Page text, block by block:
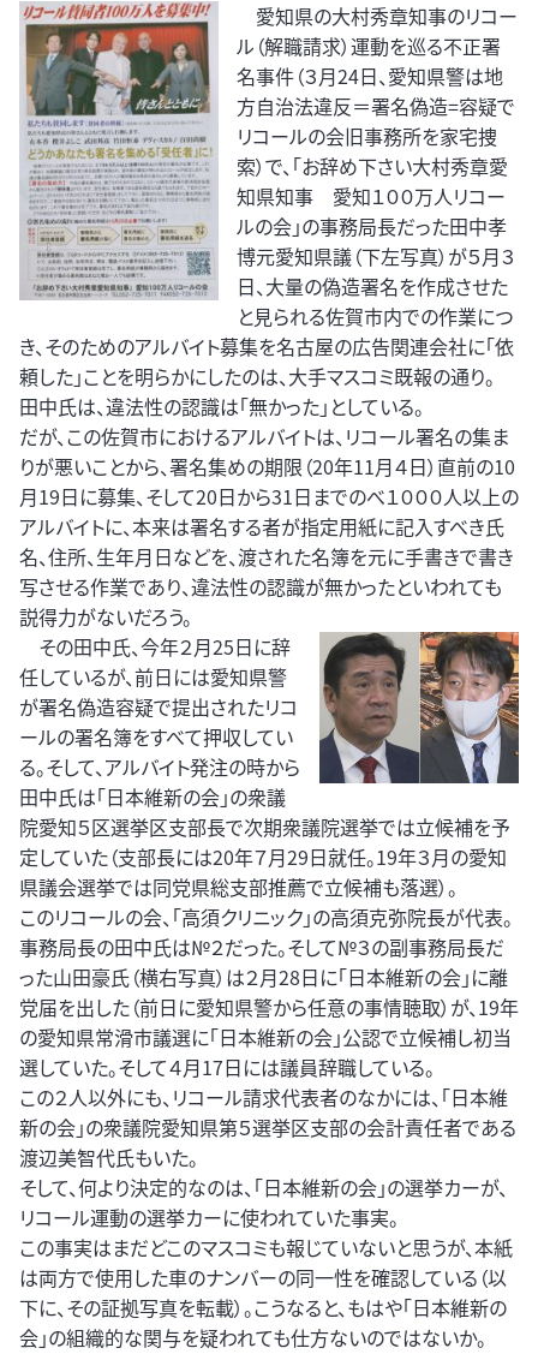
愛知県の大村秀章知事のリコー
ル（解職請求）運動を巡る不正署
名事件（３月24日、愛知県警は地
方自治法違反＝署名偽造=容疑で
リコールの会旧事務所を家宅捜
索）で、「お辞め下さい大村秀章愛
知県知事 愛知１００万人リコー
ルの会」の事務局長だった田中孝
博元愛知県議（下左写真）が５月３
日、大量の偽造署名を作成させた
と見られる佐賀市内での作業につ
き、そのためのアルバイト募集を名古屋の広告関連会社に「依
頼した」ことを明らかにしたのは、大手マスコミ既報の通り。
田中氏は、違法性の認識は「無かった」としている。
だが、この佐賀市におけるアルバイトは、リコール署名の集ま
りが悪いことから、署名集めの期限（20年11月４日）直前の10
月19日に募集、そして20日から31日までのべ１０００人以上の
アルバイトに、本来は署名する者が指定用紙に記入すべき氏
名、住所、生年月日などを、渡された名簿を元に手書きで書き
写させる作業であり、違法性の認識が無かったといわれても
説得力がないだろう。
その田中氏、今年２月25日に辞
任しているが、前日には愛知県警
が署名偽造容疑で提出されたリコ
ールの署名簿をすべて押収してい
る。そして、アルバイト発注の時から
田中氏は「日本維新の会」の衆議
院愛知５区選挙区支部長で次期衆議院選挙では立候補を予
定していた（支部長には20年７月29日就任。19年３月の愛知
県議会選挙では同党県総支部推薦で立候補も落選）。
このリコールの会、「高須クリニック」の高須克弥院長が代表。
事務局長の田中氏は№２だった。そして№３の副事務局長だ
った山田豪氏（横右写真）は２月28日に「日本維新の会」に離
党届を出した（前日に愛知県警から任意の事情聴取）が、19年
の愛知県常滑市議選に「日本維新の会」公認で立候補し初当
選していた。そして４月17日には議員辞職している。
この２人以外にも、リコール請求代表者のなかには、「日本維
新の会」の衆議院愛知県第５選挙区支部の会計責任者である
渡辺美智代氏もいた。
そして、何より決定的なのは、「日本維新の会」の選挙カーが、
リコール運動の選挙カーに使われていた事実。
この事実はまだどこのマスコミも報じていないと思うが、本紙
は両方で使用した車のナンバーの同一性を確認している（以
下に、その証拠写真を転載）。こうなると、もはや「日本維新の
会」の組織的な関与を疑われても仕方ないのではないか。